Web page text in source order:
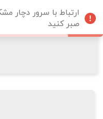
ارتباط با سرور دچار
صبر کنید